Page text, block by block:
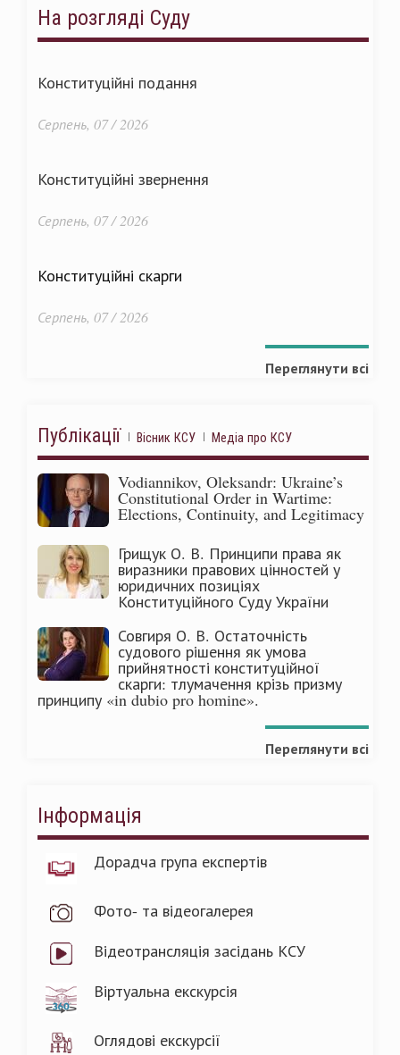
На розгляді Суду
Конституційні подання
Серпень, 07 / 2026
Конституційні звернення
Серпень, 07 / 2026
Конституційні скарги
Серпень, 07 / 2026
Переглянути всі
Публікації Вісник КСУ Медіа про КСУ
Vodiannikov, Oleksandr: Ukraine’s
Constitutional Order in Wartime:
Elections, Continuity, and Legitimacy
Грищук О. В. Принципи права як
виразники правових цінностей у
юридичних позиціях
Конституційного Суду України
Совгиря О. В. Остаточність
судового рішення як умова
прийнятності конституційної
скарги: тлумачення крізь призму
принципу «in dubio pro homine».
Переглянути всі
Інформація
Дорадча група експертів
Фото- та відеогалерея
Відеотрансляція засідань КСУ
Віртуальна екскурсія
Оглядові екскурсії